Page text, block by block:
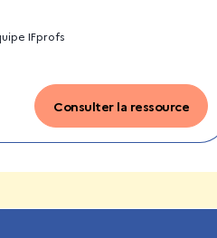
IFprofs
Consulter la ressource